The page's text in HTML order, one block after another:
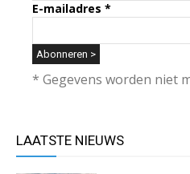
E-mailadres *
* Gegevens worden niet
LAATSTE NIEUWS